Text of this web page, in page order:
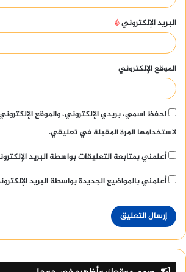
البريد الإلكتروني*
الموقع الإلكتروني
احفظ اسمي، بريدي الإلكتروني، والموقع
لاستخدامها المرة المقبلة في تعليقي.
أعلمني بمتابعة التعليقات بواسطة البريد
أعلمني بالمواضيع الجديدة بواسطة البريد